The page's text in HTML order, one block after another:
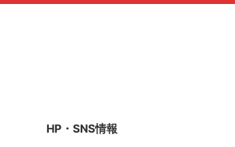
HP・SNS情報